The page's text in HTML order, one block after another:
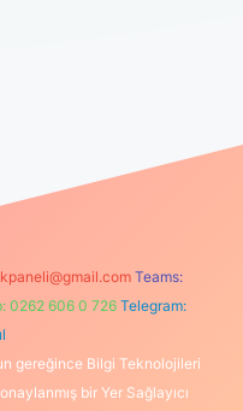
Teams:
0262 606 0 726 Telegram:
gereğince Bilgi Teknolojileri
bir Yer Sağlayıcı